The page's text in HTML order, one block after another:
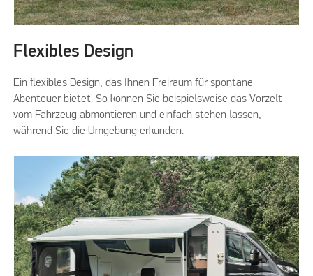
Flexibles Design
Ein flexibles Design, das Ihnen Freiraum für spontane
Abenteuer bietet. So können Sie beispielsweise das Vorzelt
vom Fahrzeug abmontieren und einfach stehen lassen,
während Sie die Umgebung erkunden.